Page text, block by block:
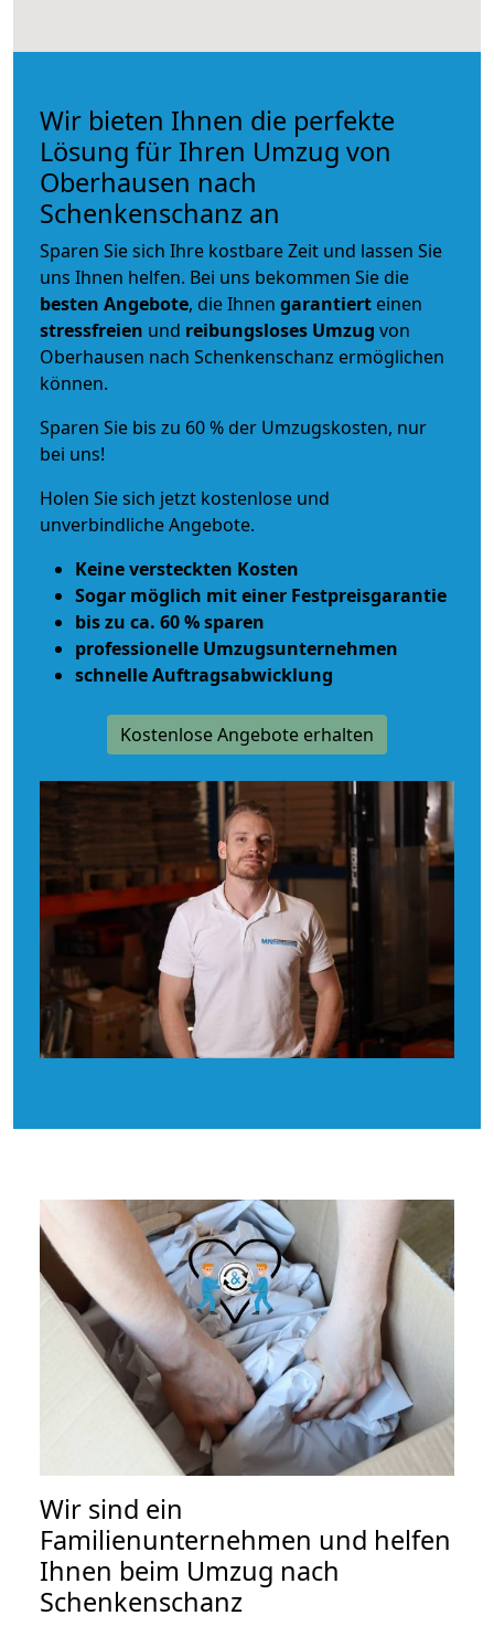
Wir bieten Ihnen die perfekte
Lösung für Ihren Umzug von
Oberhausen nach
Schenkenschanz an
Sparen Sie sich Ihre kostbare Zeit und lassen Sie
uns Ihnen helfen. Bei uns bekommen Sie die
besten Angebote, die Ihnen garantiert einen
stressfreien und reibungsloses Umzug von
Oberhausen nach Schenkenschanz ermöglichen
können.
Sparen Sie bis zu 60 % der Umzugskosten, nur
bei uns!
Holen Sie sich jetzt kostenlose und
unverbindliche Angebote.
Keine versteckten Kosten
Sogar möglich mit einer Festpreisgarantie
bis zu ca. 60 % sparen
professionelle Umzugsunternehmen
schnelle Auftragsabwicklung
Kostenlose Angebote erhalten
Wir sind ein
Familienunternehmen und helfen
Ihnen beim Umzug nach
Schenkenschanz